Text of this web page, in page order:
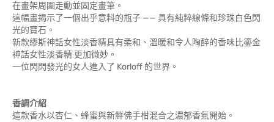
在畫架周圍走動並固定畫筆。
這幅畫揭示了一個出乎意料的瓶子 —— 具有純粹線條和珍珠白色閃
光的寶石。
新款繆斯神話女性淡香精具有柔和、溫暖和令人陶醉的香味比鎏金
神話女性淡香精 更加微妙。
一位閃閃發光的女人進入了 Korloff 的世界。
香調介紹
這款香水以杏仁、蜂蜜與新鮮佛手柑混合之濃郁香氣開始。